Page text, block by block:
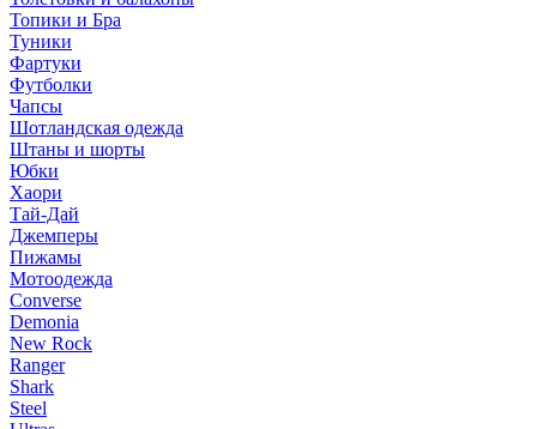
Топики и Бра
Туники
Фартуки
Футболки
Чапсы
Шотландская одежда
Штаны и шорты
Юбки
Хаори
Тай-Дай
Джемперы
Пижамы
Мотоодежда
Converse
Demonia
New Rock
Ranger
Shark
Steel